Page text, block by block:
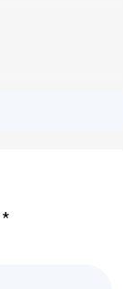
*